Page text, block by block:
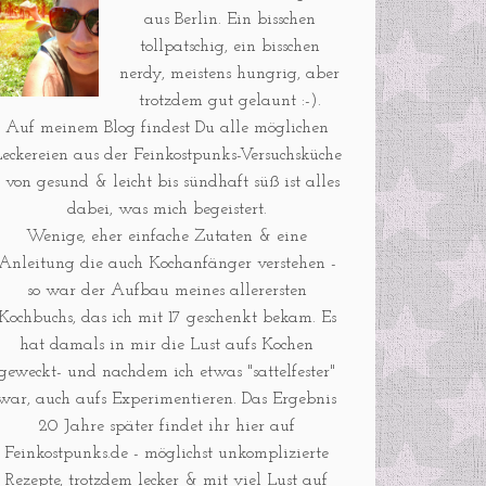
aus Berlin. Ein bisschen
tollpatschig, ein bisschen
nerdy, meistens hungrig, aber
trotzdem gut gelaunt :-).
Auf meinem Blog findest Du alle möglichen
aus der Feinkostpunks-Versuchsküche
von gesund & leicht bis sündhaft süß ist alles
dabei, was mich begeistert.
Wenige, eher einfache Zutaten & eine
die auch Kochanfänger verstehen -
so war der Aufbau meines allerersten
das ich mit 17 geschenkt bekam. Es
hat damals in mir die Lust aufs Kochen
und nachdem ich etwas "sattelfester"
auch aufs Experimentieren. Das Ergebnis
20 Jahre später findet ihr hier auf
Feinkostpunks.de - möglichst unkomplizierte
Rezepte, trotzdem lecker & mit viel Lust auf